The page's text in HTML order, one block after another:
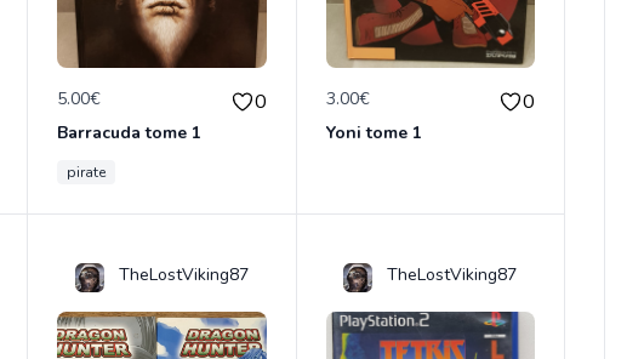
5.00€ 0
Barracuda tome 1
pirate
3.00€ 0
Yoni tome 1
TheLostViking87 TheLostViking87